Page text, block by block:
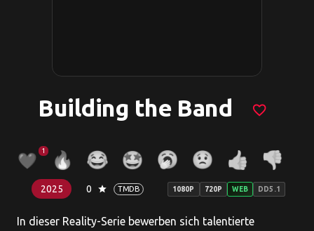
Building the Band favorite_border
1
2025 0 star TMDB 1080P 720P WEB DD5.1
In dieser Reality-Serie bewerben sich talentierte